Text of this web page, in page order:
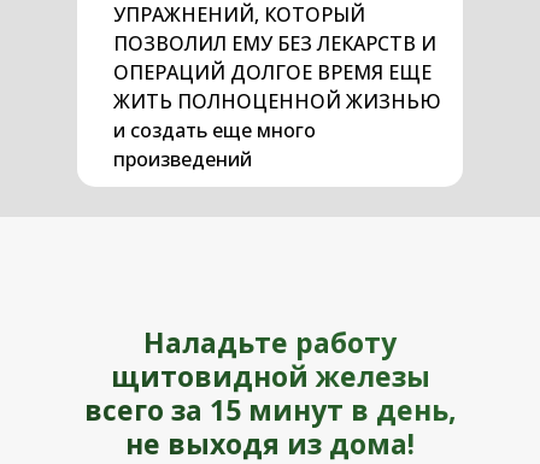
УПРАЖНЕНИЙ, КОТОРЫЙ
ПОЗВОЛИЛ ЕМУ БЕЗ ЛЕКАРСТВ И
ОПЕРАЦИЙ ДОЛГОЕ ВРЕМЯ ЕЩЕ
ЖИТЬ ПОЛНОЦЕННОЙ ЖИЗНЬЮ
и создать еще много
произведений
Наладьте работу
щитовидной железы
всего за 15 минут в день,
не выходя из дома!